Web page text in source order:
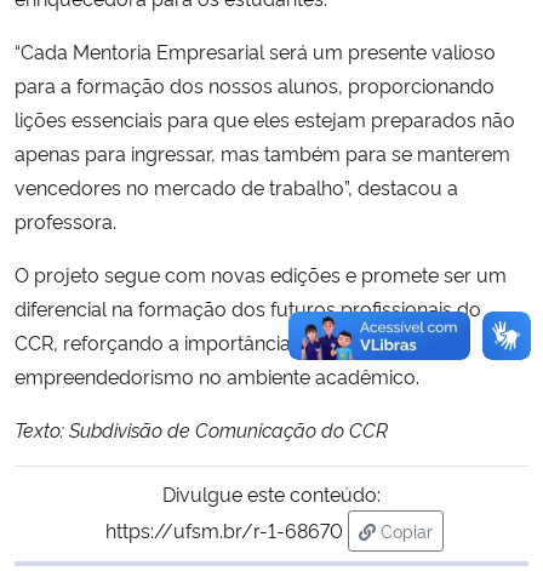
“Cada Mentoria Empresarial será um presente valioso
para a formação dos nossos alunos, proporcionando
lições essenciais para que eles estejam preparados não
apenas para ingressar, mas também para se manterem
vencedores no mercado de trabalho”, destacou a
professora.
O projeto segue com novas edições e promete ser um
diferencial na formação dos futuros profissionais do
CCR, reforçando a importância da inovação e do
empreendedorismo no ambiente acadêmico.
Texto: Subdivisão de Comunicação do CCR
Divulgue este conteúdo:
https://ufsm.br/r-1-68670
Copiar
para área de